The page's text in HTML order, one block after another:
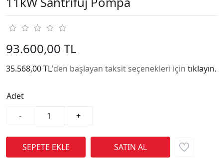
93.600,00 TL
35.568,00 TL'den başlayan taksit seçenekleri için tıklayın.
Adet
-
+